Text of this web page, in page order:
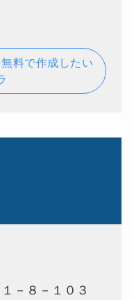
料で作成したい
－８－１０３